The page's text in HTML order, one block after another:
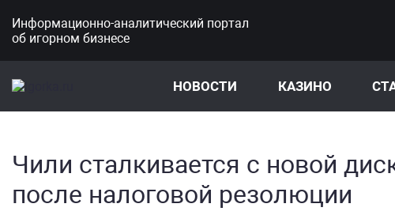
Информационно-аналитический портал
об игорном бизнесе
НОВОСТИ КАЗИНО
Чили сталкивается с новой
после налоговой резолюции